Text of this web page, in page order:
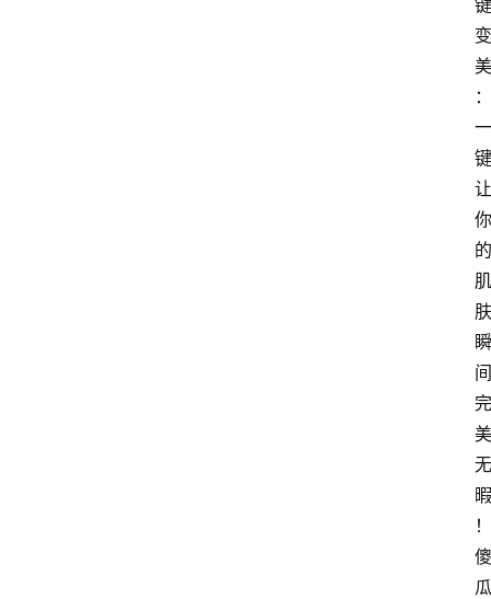
键
变
美
：
一
键
让
你
的
肌
肤
瞬
间
完
美
无
暇
！
傻
瓜